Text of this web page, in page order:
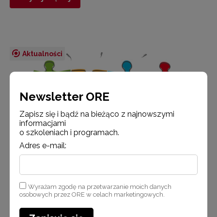
Aktualności
22 marca 2018
Przykłady dobrej współpracy
Newsletter ORE
Zapisz się i bądź na bieżąco z najnowszymi
informacjami
o szkoleniach i programach.
Adres e-mail:
Wyrażam zgodę na przetwarzanie moich danych
osobowych przez ORE w celach marketingowych.